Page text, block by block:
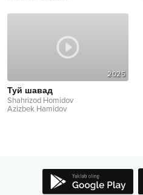
2025
Туй шавад
Shahrizod Homidov
Azizbek Hamidov